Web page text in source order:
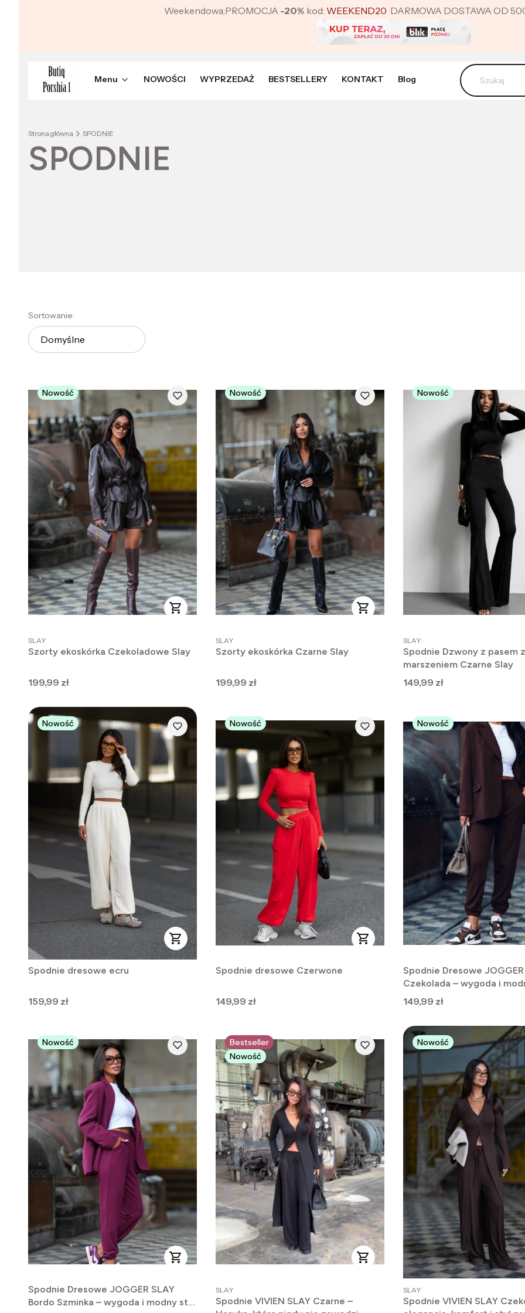
Weekendowa;PROMOCJA -20% kod: WEEKEND20 DARMOWA DOSTAWA OD
Menu NOWOŚCI WYPRZEDAŻ BESTSELLERY KONTAKT Blog
Strona główna SPODNIE
SPODNIE
Lista produktów
Sortowanie:
Domyślne
Nowość
PRODUCENT
SLAY
Szorty ekoskórka Czekoladowe Slay
Cena
199,99 zł
Nowość
PRODUCENT
SLAY
Szorty ekoskórka Czarne Slay
Cena
199,99 zł
Nowość
PRODUCENT
SLAY
Spodnie Dzwony z pasem z
marszeniem Czarne Slay
Cena
149,99 zł
Nowość
Spodnie dresowe ecru
Cena
159,99 zł
Nowość
Spodnie dresowe Czerwone
Cena
149,99 zł
Nowość
Spodnie Dresowe JOGGER
Czekolada – wygoda i
co dzień
Cena
149,99 zł
Nowość
Spodnie Dresowe JOGGER SLAY
Bordo Szminka – wygoda i modny styl
Bestseller
Nowość
PRODUCENT
SLAY
Spodnie VIVIEN SLAY Czarne –
Nowość
PRODUCENT
SLAY
Spodnie VIVIEN SLAY